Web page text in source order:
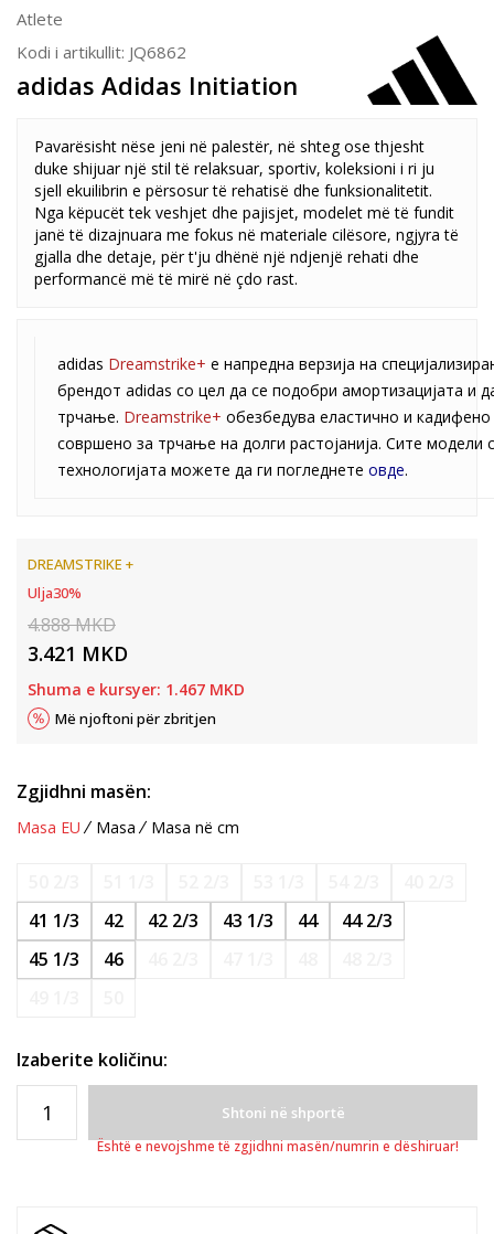
Atlete
Kodi i artikullit: JQ6862
adidas Adidas Initiation
Pavarësisht nëse jeni në palestër, në shteg ose thjesht
duke shijuar një stil të relaksuar, sportiv, koleksioni i ri ju
sjell ekuilibrin e përsosur të rehatisë dhe funksionalitetit.
Nga këpucët tek veshjet dhe pajisjet, modelet më të fundit
janë të dizajnuara me fokus në materiale cilësore, ngjyra të
gjalla dhe detaje, për t'ju dhënë një ndjenjë rehati dhe
performancë më të mirë në çdo rast.
adidas Dreamstrike+ е напредна верзија на
брендот adidas со цел да се подобри амортизацијата и
трчање. Dreamstrike+ обезбедува еластично и
совршено за трчање на долги растојанија. Сите модели
технологијата можете да ги погледнете овде.
DREAMSTRIKE +
Ulja30%
4.888MKD
3.421 MKD
Shuma e kursyer: 1.467 MKD
Më njoftoni për zbritjen
Zgjidhni masën:
Masa EU Masa Masa në cm
41 1/3
42 42 2/3 43 1/3 44
44 2/3
45 1/3
46
Izaberite količinu:
Shtoni në shportë
Është e nevojshme të zgjidhni masën/numrin e dëshiruar!